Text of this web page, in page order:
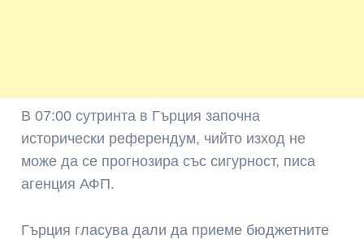
В 07:00 сутринта в Гърция започна
исторически референдум, чийто изход не
може да се прогнозира със сигурност, писа
агенция АФП.
Гърция гласува дали да приеме бюджетните